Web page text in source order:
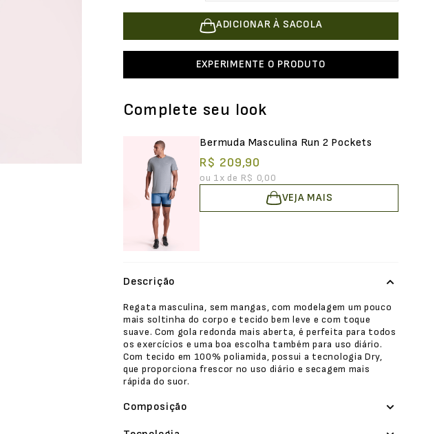
ADICIONAR À SACOLA
EXPERIMENTE O PRODUTO
Complete seu look
Bermuda Masculina Run 2 Pockets
R$ 209,90
ou 1x de R$ 0,00
VEJA MAIS
Descrição
Regata masculina, sem mangas, com modelagem um pouco
mais soltinha do corpo e tecido bem leve e com toque
suave. Com gola redonda mais aberta, é perfeita para todos
os exercícios e uma boa escolha também para uso diário.
Com tecido em 100% poliamida, possui a tecnologia Dry,
que proporciona frescor no uso diário e secagem mais
rápida do suor.
Composição